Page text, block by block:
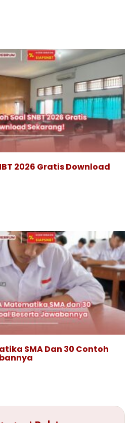
2026 Gratis Download
SMA Dan 30 Contoh